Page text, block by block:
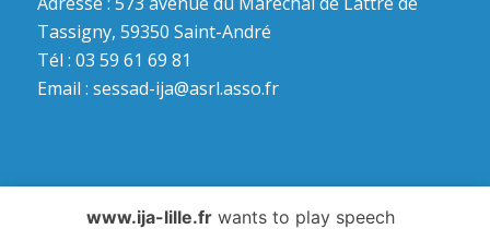
Tassigny, 59350 Saint-André
Tél : 03 59 61 69 81
Email : sessad-ija@asrl.asso.fr
www.ija-lille.fr wants to play speech